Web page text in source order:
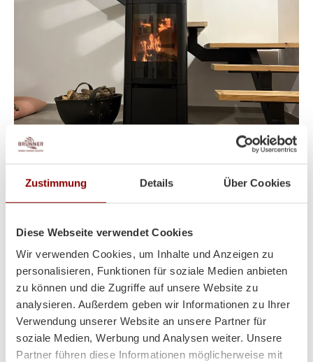
Zustimmung Details Über Cookies
Diese Webseite verwendet Cookies
Wir verwenden Cookies, um Inhalte und Anzeigen zu
personalisieren, Funktionen für soziale Medien anbieten
zu können und die Zugriffe auf unsere Website zu
analysieren. Außerdem geben wir Informationen zu Ihrer
Verwendung unserer Website an unsere Partner für
soziale Medien, Werbung und Analysen weiter. Unsere
Partner führen diese Informationen möglicherweise mit
Heizt super und sieht auch
noch toll dabei aus!
ich hoffe es geht Ihnen gut!
Der Ofen steht und es wurde schon ein paar Abende
so kalt das wir ihn angefeuert haben!
Herzliche Grüße aus Volos (GR)